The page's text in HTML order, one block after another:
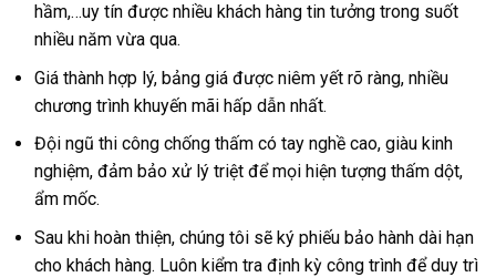
hầm,…uy tín được nhiều khách hàng tin tưởng trong suốt
nhiều năm vừa qua.
Giá thành hợp lý, bảng giá được niêm yết rõ ràng, nhiều
chương trình khuyến mãi hấp dẫn nhất.
Đội ngũ thi công chống thấm có tay nghề cao, giàu kinh
nghiệm, đảm bảo xử lý triệt để mọi hiện tượng thấm dột,
ẩm mốc.
Sau khi hoàn thiện, chúng tôi sẽ ký phiếu bảo hành dài hạn
cho khách hàng. Luôn kiểm tra định kỳ công trình để duy trì